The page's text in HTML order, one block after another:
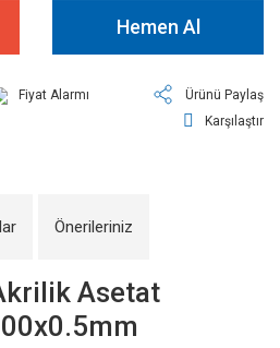
Hemen Al
Fiyat Alarmı
Ürünü Paylaş
Karşılaştır
Önerileriniz
Asetat